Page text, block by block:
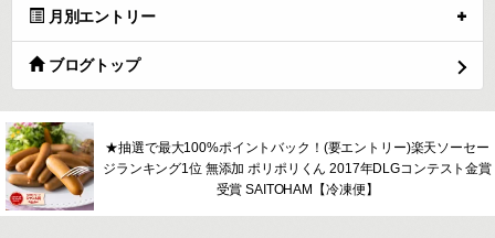
月別エントリー
ブログトップ
★抽選で最大100%ポイントバック！(要エントリー)楽天ソーセー
ジランキング1位 無添加 ポリポリくん 2017年DLGコンテスト金賞
受賞 SAITOHAM【冷凍便】